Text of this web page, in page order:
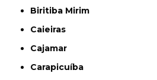
Biritiba Mirim
Caieiras
Cajamar
Carapicuíba